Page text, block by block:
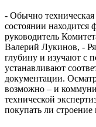
- Обычно техническая
состоянии находится
руководитель
Валерий Лукинов, -
глубину и изучают с
устанавливают
документации.
возможно – и
технической
покупать ли строение